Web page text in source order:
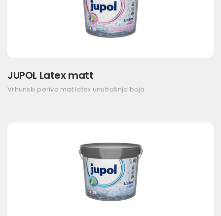
JUPOL Latex matt
Vrhunski periva mat latex unutrašnja boja